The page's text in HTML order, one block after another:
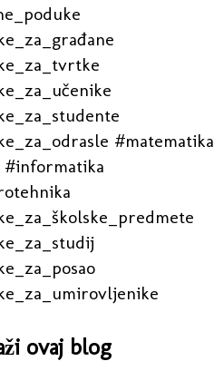
#matematika
ovaj blog